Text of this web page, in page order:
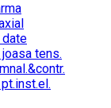
date
tens.